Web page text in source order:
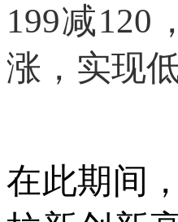
199减120
涨，实现
在此期间